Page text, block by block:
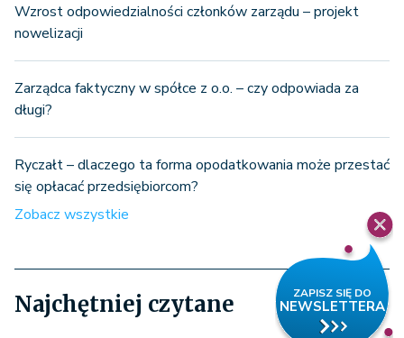
Wzrost odpowiedzialności członków zarządu – projekt
nowelizacji
Zarządca faktyczny w spółce z o.o. – czy odpowiada za
długi?
Ryczałt – dlaczego ta forma opodatkowania może przestać
się opłacać przedsiębiorcom?
Zobacz wszystkie
Najchętniej czytane